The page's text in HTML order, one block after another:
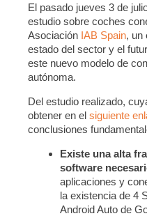
El pasado jueves 3 de
estudio sobre coches
Asociación IAB Spain, un
estado del sector y el
este nuevo modelo de
autónoma.
Del estudio realizado,
obtener en el siguiente
conclusiones
Existe una alta
software
aplicaciones y
la existencia de 4
Android Auto de